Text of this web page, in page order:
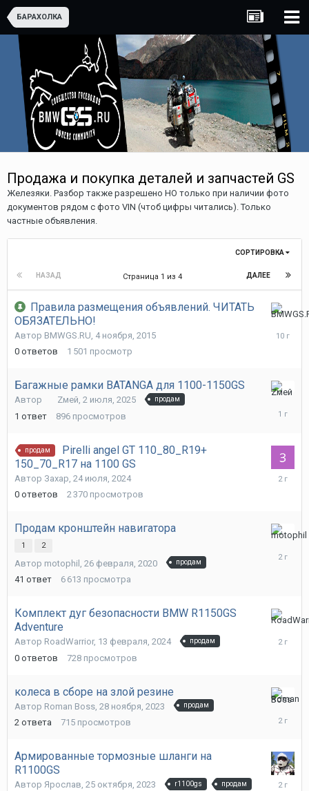
БАРАХОЛКА
Продажа и покупка деталей и запчастей GS
Железяки. Разбор также разрешено НО только при наличии фото
документов рядом с фото VIN (чтоб цифры читались). Только
частные объявления.
СОРТИРОВКА
НАЗАД ДАЛЕЕ
Страница 1 из 4
Правила размещения объявлений. ЧИТАТЬ
ОБЯЗАТЕЛЬНО!
Автор BMWGS.RU, 4 ноября, 2015
0 ответов 1 501 просмотр
4
ноября,
Багажные рамки BATANGA для 1100-1150GS
Автор Zмей, 2 июля, 2025 продам
1 ответ 896 просмотров
3
июля,
продам
Pirelli angel GT 110_80_R19+
150_70_R17 на 1100 GS
Автор Захар 24 июля, 2024
0 ответов 2 370 просмотров
24
Продам кронштейн навигатора
1 2
Автор motophil 26 февраля, 2020 продам
41 ответ 6 613 просмотра
28
Комплект дуг безопасности BMW R1150GS
Adventure
Автор RoadWarrior, 13 февраля, 2024 продам
0 ответов 728 просмотров
13
колеса в сборе на злой резине
Автор Roman Boss 28 ноября, 2023 продам
2 ответа 715 просмотров
1
декабря,
Армированные тормозные шланги на
R1100GS
Автор Ярослав, 25 октября, 2023 r1100gs продам
25